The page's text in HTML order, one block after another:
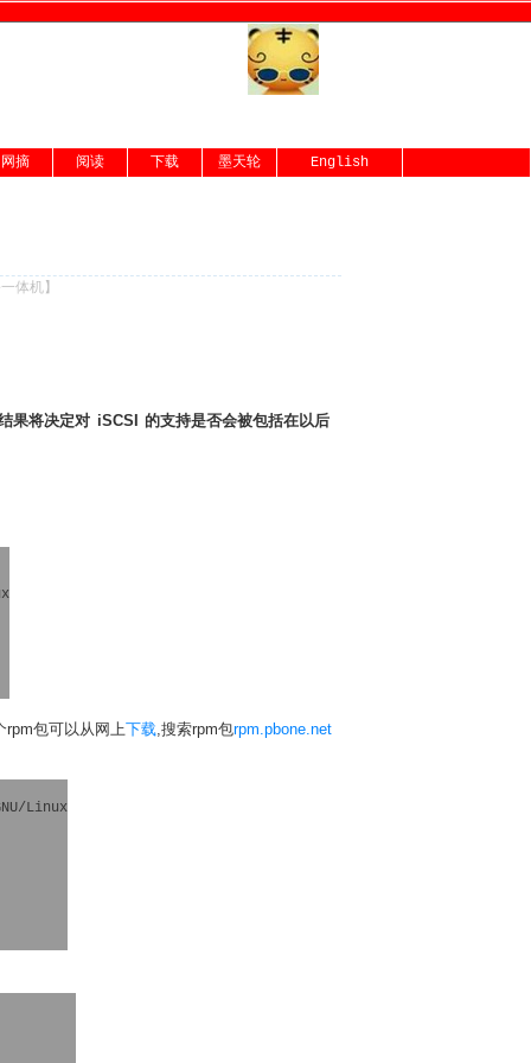
网摘 阅读 下载 墨天轮 English
体机】
将决定对 iSCSI 的支持是否会被包括在以后
包可以从网上下载,搜索rpm包rpm.pbone.net
Linux